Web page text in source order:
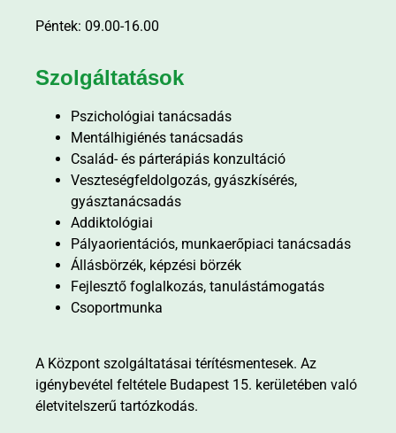
Péntek: 09.00-16.00
Szolgáltatások
Pszichológiai tanácsadás
Mentálhigiénés tanácsadás
Család- és párterápiás konzultáció
Veszteségfeldolgozás, gyászkísérés,
gyásztanácsadás
Addiktológiai
Pályaorientációs, munkaerőpiaci tanácsadás
Állásbörzék, képzési börzék
Fejlesztő foglalkozás, tanulástámogatás
Csoportmunka
A Központ szolgáltatásai térítésmentesek. Az
igénybevétel feltétele Budapest 15. kerületében való
életvitelszerű tartózkodás.